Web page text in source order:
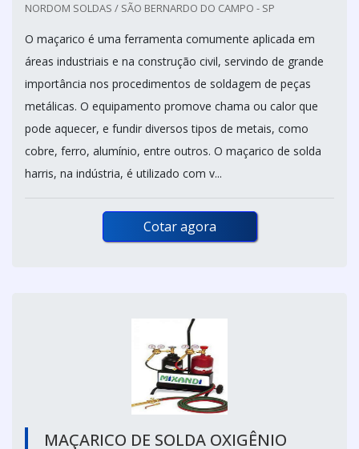
NORDOM SOLDAS / SÃO BERNARDO DO CAMPO - SP
O maçarico é uma ferramenta comumente aplicada em
áreas industriais e na construção civil, servindo de grande
importância nos procedimentos de soldagem de peças
metálicas. O equipamento promove chama ou calor que
pode aquecer, e fundir diversos tipos de metais, como
cobre, ferro, alumínio, entre outros. O maçarico de solda
harris, na indústria, é utilizado com v...
Cotar agora
MAÇARICO DE SOLDA OXIGÊNIO